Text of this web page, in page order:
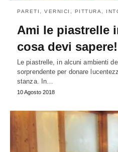
PARETI, VERNICI, PITTURA,
Ami le piastrelle
cosa devi sapere!
Le piastrelle, in alcuni ambienti
sorprendente per donare
stanza. In…
10 Agosto 2018